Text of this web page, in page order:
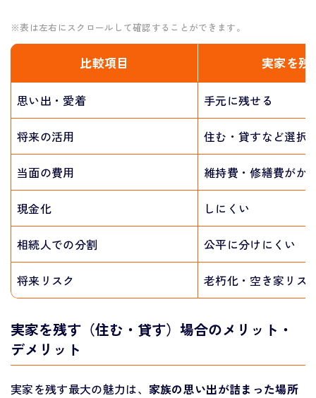
※表は左右にスクロールして確認することができます。
比較項目 実家を残
思い出・愛着 手元に残せる
将来の活用 住む・貸すなど選択
当面の費用 維持費・修繕費がか
現金化 しにくい
相続人での分割 公平に分けにくい
将来リスク 老朽化・空き家リス
実家を残す（住む・貸す）場合のメリット・
デメリット
実家を残す最大の魅力は、 家族の思い出が詰まった場所